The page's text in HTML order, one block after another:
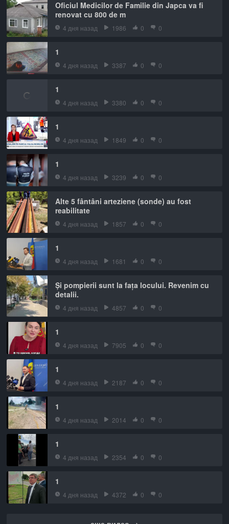
Oficiul Medicilor de Familie din Japca va fi
renovat cu 800 de m
4 дня назад 1986 0 0
1
4 дня назад 3387 0 0
1
4 дня назад 3380 0 0
1
4 дня назад 1849 0 0
1
4 дня назад 3239 0 0
Alte 5 fântâni arteziene (sonde) au fost
reabilitate
4 дня назад 1857 0 0
1
4 дня назад 1681 0 0
Și pompierii sunt la fața locului. Revenim cu
detalii.
4 дня назад 4857 0 0
1
4 дня назад 7905 0 0
1
4 дня назад 2187 0 0
1
4 дня назад 2014 0 0
1
4 дня назад 2354 0 0
1
4 дня назад 4372 0 0